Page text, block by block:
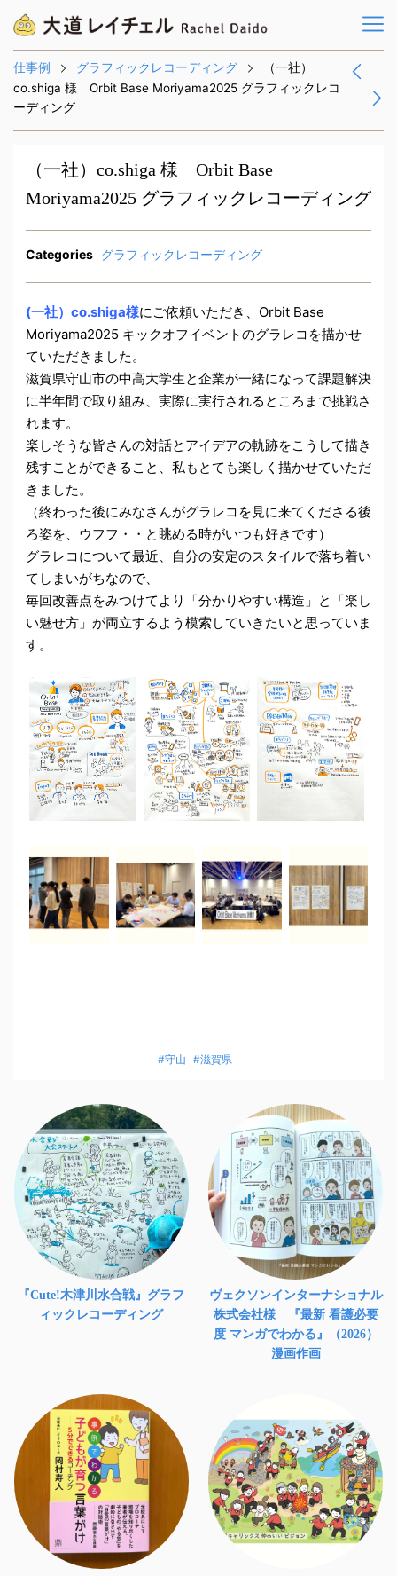
仕事例 グラフィックレコーディング
（一社）
co.shiga 様 Orbit Base Moriyama2025 グラフィックレコ
ーディング
（一社）co.shiga 様 Orbit Base
Moriyama2025 グラフィックレコーディング
Categories グラフィックレコーディング
(一社）co.shiga様にご依頼いただき、Orbit Base
Moriyama2025 キックオフイベントのグラレコを描かせ
ていただきました。
滋賀県守山市の中高大学生と企業が一緒になって課題解決
に半年間で取り組み、実際に実行されるところまで挑戦さ
れます。
楽しそうな皆さんの対話とアイデアの軌跡をこうして描き
残すことができること、私もとても楽しく描かせていただ
きました。
（終わった後にみなさんがグラレコを見に来てくださる後
ろ姿を、ウフフ・・と眺める時がいつも好きです）
グラレコについて最近、自分の安定のスタイルで落ち着い
てしまいがちなので、
毎回改善点をみつけてより「分かりやすい構造」と「楽し
い魅せ方」が両立するよう模索していきたいと思っていま
す。
#守山 #滋賀県
『Cute!木津川水合戦』グラフ
ィックレコーディング
ヴェクソンインターナショナル
株式会社様 『最新 看護必要
度 マンガでわかる』（2026）
漫画作画